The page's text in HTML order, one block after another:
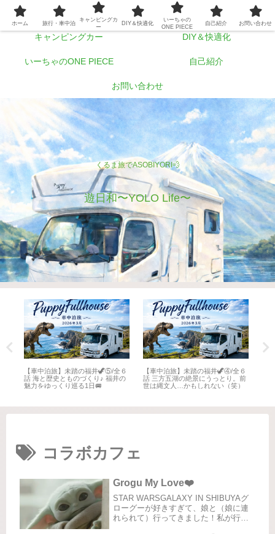
くるま旅でASOBIYORI💨
遊日和〜YOLO Life〜
ホーム 旅行・車中泊
キャンピングカー DIY＆快適化
いーちゃのONE PIECE 自己紹介
お問い合わせ
【車中泊旅】未踏の福井🦖⑤/全６
話 海と歴史とものづくり♪ 福井の
魅力をゆっくり巡る1日🚐
【車中泊旅】未踏の福井🦖④/全６
話 三方五湖の絶景にうっとり。前
世は縄文人…かもしれない（笑）
コラボカフェ
Grogu My Love❤️
STAR WARSGALAXY IN SHIBUYAグ
ローグーが好きすぎて、娘と（娘に連
れられて）行ってきました！私が行っ
ホーム 旅行・車中泊
キャンピングカ
ー
DIY＆快適化
いーちゃの
ONE PIECE
自己紹介 お問い合わせ